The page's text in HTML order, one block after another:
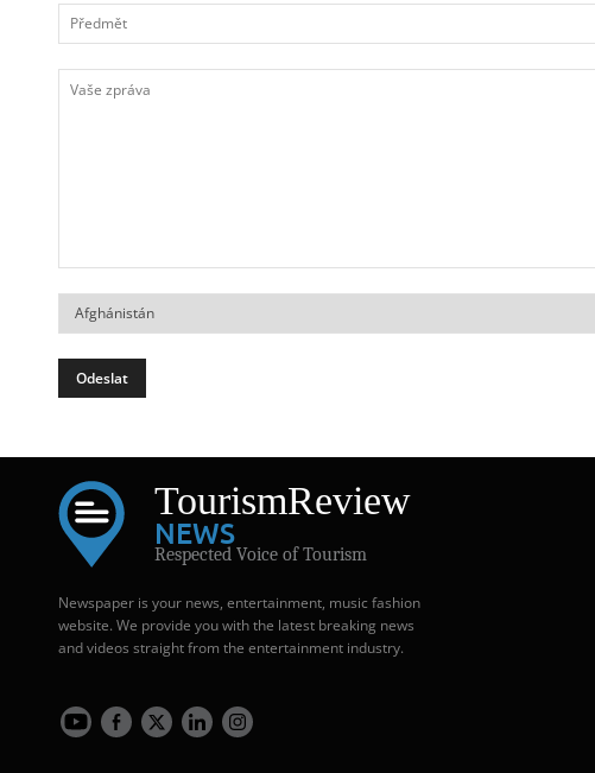
Předmět
zpráva
Země
TourismReview
NEWS
Respected Voice of Tourism
Newspaper is your news, entertainment, music fashion
website. We provide you with the latest breaking news
and videos straight from the entertainment industry.